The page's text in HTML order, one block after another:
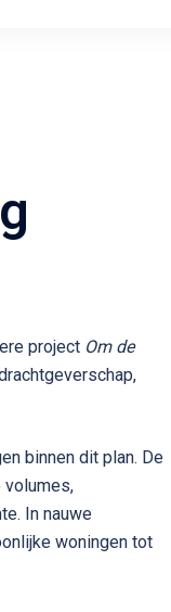
project Om de
binnen dit plan. De
volumes,
In nauwe
woningen tot